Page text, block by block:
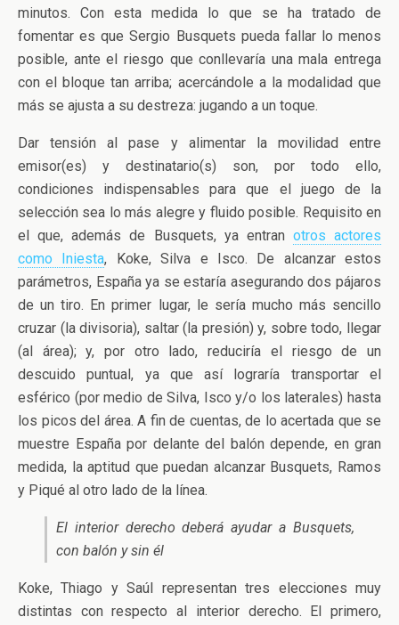
minutos. Con esta medida lo que se ha tratado de
fomentar es que Sergio Busquets pueda fallar lo menos
posible, ante el riesgo que conllevaría una mala entrega
con el bloque tan arriba; acercándole a la modalidad que
más se ajusta a su destreza: jugando a un toque.
Dar tensión al pase y alimentar la movilidad entre
emisor(es) y destinatario(s) son, por todo ello,
condiciones indispensables para que el juego de la
selección sea lo más alegre y fluido posible. Requisito en
el que, además de Busquets, ya entran otros actores
como Iniesta, Koke, Silva e Isco. De alcanzar estos
parámetros, España ya se estaría asegurando dos pájaros
de un tiro. En primer lugar, le sería mucho más sencillo
cruzar (la divisoria), saltar (la presión) y, sobre todo, llegar
(al área); y, por otro lado, reduciría el riesgo de un
descuido puntual, ya que así lograría transportar el
esférico (por medio de Silva, Isco y/o los laterales) hasta
los picos del área. A fin de cuentas, de lo acertada que se
muestre España por delante del balón depende, en gran
medida, la aptitud que puedan alcanzar Busquets, Ramos
y Piqué al otro lado de la línea.
El interior derecho deberá ayudar a Busquets,
con balón y sin él
Koke, Thiago y Saúl representan tres elecciones muy
distintas con respecto al interior derecho. El primero,